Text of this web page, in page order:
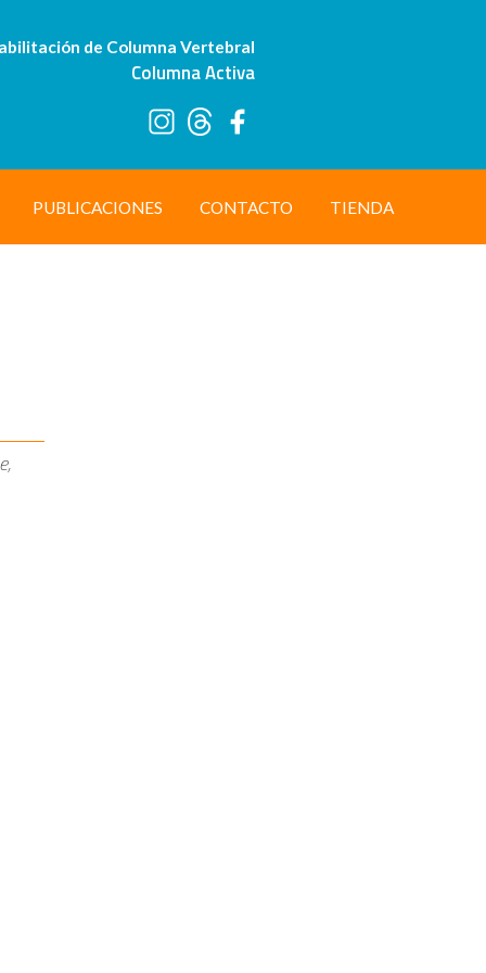
de Columna Vertebral
Columna Activa
PUBLICACIONES CONTACTO TIENDA